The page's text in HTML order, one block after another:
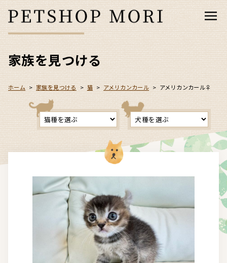
家族を見つける
ホーム >家族を見つける > 猫 > アメリカンカール> アメリカンカール♀